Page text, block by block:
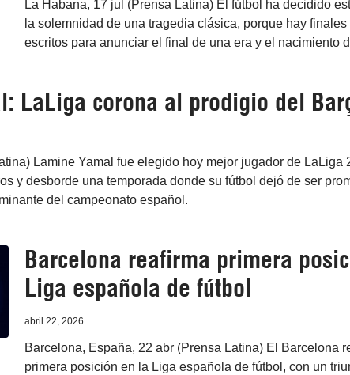
La Habana, 17 jul (Prensa Latina) El fútbol ha decidido
la solemnidad de una tragedia clásica, porque hay
escritos para anunciar el final de una era y el nacimiento
LaLiga corona al prodigio del
Lamine Yamal fue elegido hoy mejor jugador de LaLiga
y desborde una temporada donde su fútbol dejó de ser
del campeonato español.
Barcelona reafirma primera
Liga española de fútbol
abril 22, 2026
Barcelona, España, 22 abr (Prensa Latina) El Barcelona
primera posición en la Liga española de fútbol, con un